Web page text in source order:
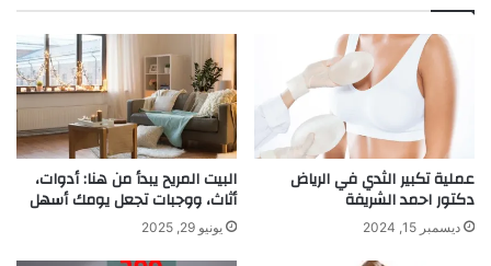
عملية تكبير الثدي في الرياض
دكتور احمد الشريفة
ديسمبر 15, 2024
البيت المريح يبدأ من هنا: أدوات،
أثاث، ووجبات تجعل يومك أسهل
يونيو 29, 2025